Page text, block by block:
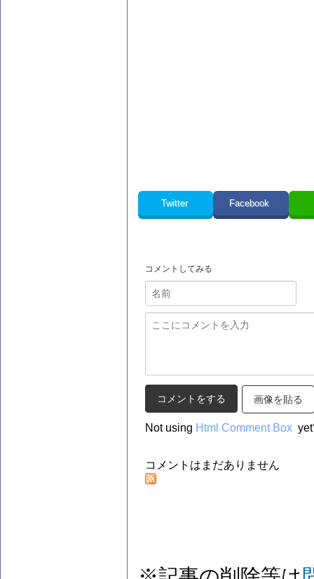
Twitter Facebook
コメントしてみる
画像を貼る
Not using Html Comment Box
コメントはまだありません